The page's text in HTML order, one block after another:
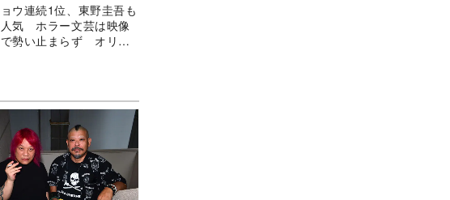
ウ連続1位、東野圭吾も
気 ホラー文芸は映像
勢い止まらず オリコ